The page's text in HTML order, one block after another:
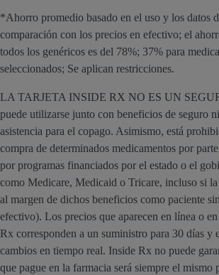
*Ahorro promedio basado en el uso y los datos
comparación con los precios en efectivo; el
todos los genéricos es del 78%; 37% para
seleccionados; Se aplican restricciones.
LA TARJETA INSIDE RX NO ES UN
puede utilizarse junto con beneficios de seguro
asistencia para el copago. Asimismo, está
compra de determinados medicamentos por
por programas financiados por el estado o el
como Medicare, Medicaid o Tricare, incluso si la
al margen de dichos beneficios como paciente
efectivo). Los precios que aparecen en línea o
Rx corresponden a un suministro para 30 días y
cambios en tiempo real. Inside Rx no puede
que pague en la farmacia será siempre el mismo